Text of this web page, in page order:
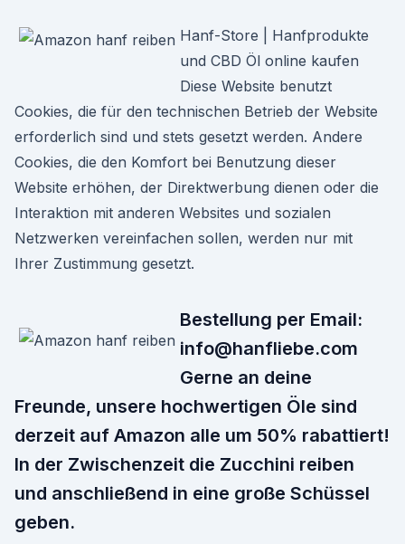
Hanf-Store | Hanfprodukte
und CBD Öl online kaufen
Diese Website benutzt
Cookies, die für den technischen Betrieb der Website
erforderlich sind und stets gesetzt werden. Andere
Cookies, die den Komfort bei Benutzung dieser
Website erhöhen, der Direktwerbung dienen oder die
Interaktion mit anderen Websites und sozialen
Netzwerken vereinfachen sollen, werden nur mit
Ihrer Zustimmung gesetzt.
Bestellung per Email:
info@hanfliebe.com
Gerne an deine
Freunde, unsere hochwertigen Öle sind
derzeit auf Amazon alle um 50% rabattiert!
In der Zwischenzeit die Zucchini reiben
und anschließend in eine große Schüssel
geben.